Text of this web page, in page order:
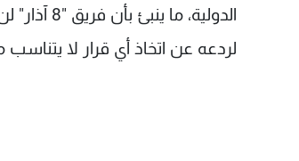
لردعه عن اتخاذ أي قرار لا